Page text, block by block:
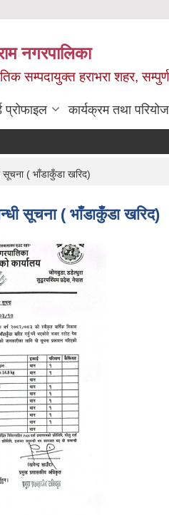
नगरपालिका
सम्पदायुक्त हराभरा शहर,
प्रोफाइल कार्यक्रम तथा
सूचना ( भाँडाकुँडा खरिद)
सूचना ( भाँडाकुँडा खरिद)